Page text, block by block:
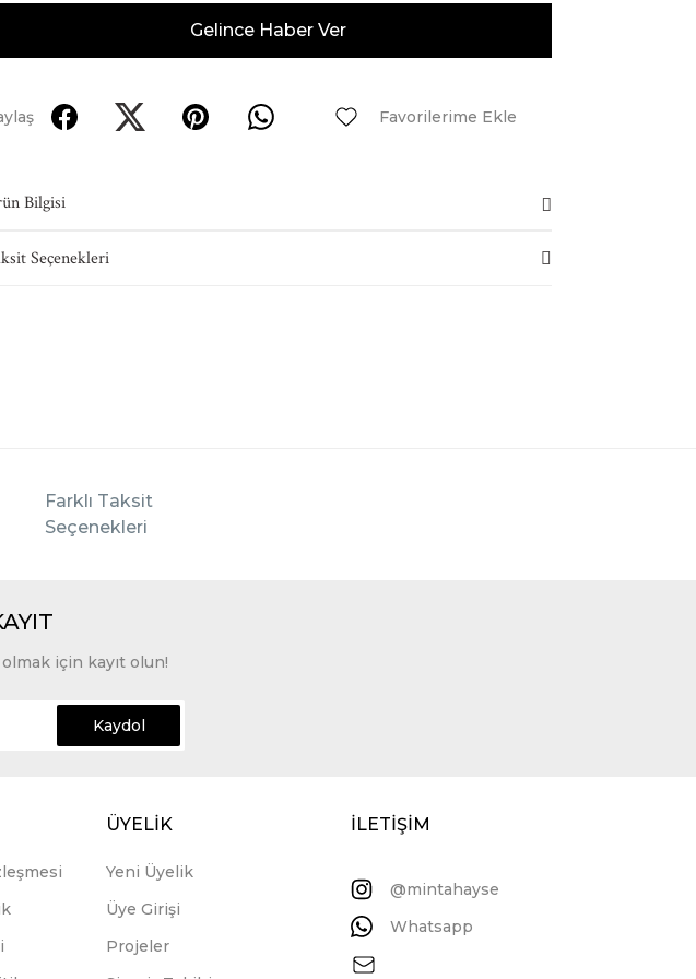
Gelince Haber Ver
Bilgisi
Seçenekleri
Farklı Taksit
Seçenekleri
için kayıt olun!
Kaydol
ÜYELİK
Yeni Üyelik
Üye Girişi
Projeler
İLETİŞİM
@mintahayse
Whatsapp